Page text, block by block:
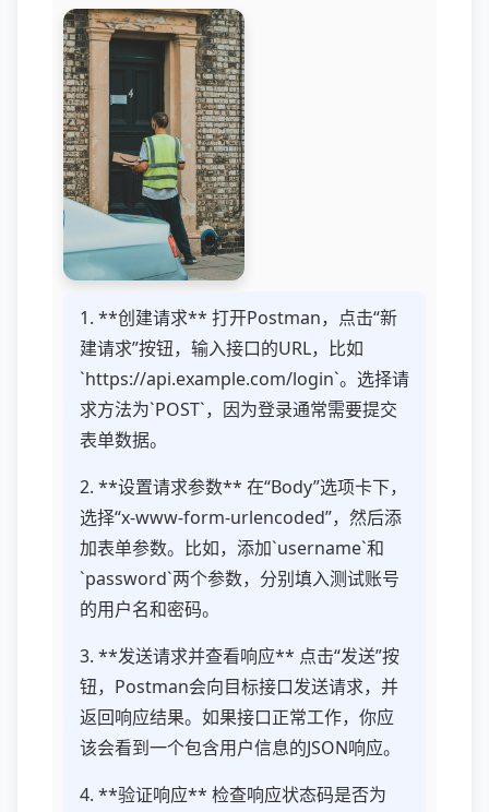
1. **创建请求** 打开Postman，点击“新
建请求”按钮，输入接口的URL，比如
`https://api.example.com/login`。选择请
求方法为`POST`，因为登录通常需要提交
表单数据。
2. **设置请求参数** 在“Body”选项卡下，
选择“x-www-form-urlencoded”，然后添
加表单参数。比如，添加`username`和
`password`两个参数，分别填入测试账号
的用户名和密码。
3. **发送请求并查看响应** 点击“发送”按
钮，Postman会向目标接口发送请求，并
返回响应结果。如果接口正常工作，你应
该会看到一个包含用户信息的JSON响应。
4. **验证响应** 检查响应状态码是否为